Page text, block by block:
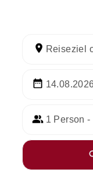
Reiseziel
1 Person